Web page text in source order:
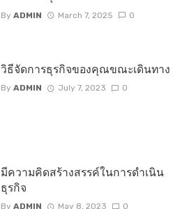
By ADMIN March 7, 2025 0
วิธีจัดการธุรกิจของคุณขณะเดินทาง
By ADMIN July 7, 2023 0
มีความคิดสร้างสรรค์ในการดำเนิน
ธุรกิจ
By ADMIN May 8, 2023 0